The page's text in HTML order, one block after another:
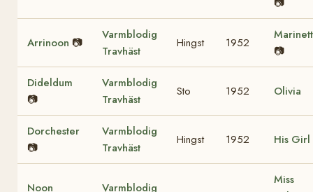
Arrinoon 📷
Varmblodig
Travhäst
Hingst 1952
📷
Dideldum
📷
Varmblodig
Travhäst
Sto 1952 Olivia
Dorchester
📷
Varmblodig
Travhäst
Hingst 1952 His Girl
Noon
Varmblodig
Miss